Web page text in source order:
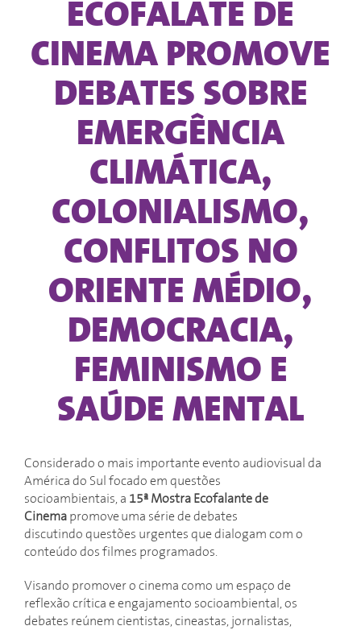
ECOFALATE DE
CINEMA PROMOVE
DEBATES SOBRE
EMERGÊNCIA
CLIMÁTICA,
COLONIALISMO,
CONFLITOS NO
ORIENTE MÉDIO,
DEMOCRACIA,
FEMINISMO E
SAÚDE MENTAL
Considerado o mais importante evento audiovisual da
América do Sul focado em questões
socioambientais, a 15ª Mostra Ecofalante de
Cinema promove uma série de debates
discutindo questões urgentes que dialogam com o
conteúdo dos filmes programados.
Visando promover o cinema como um espaço de
reflexão crítica e engajamento socioambiental, os
debates reúnem cientistas, cineastas, jornalistas,